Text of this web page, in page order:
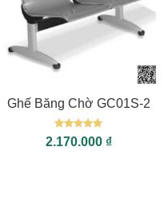
Ghế Băng Chờ GC01S-2
Được xếp
hạng55
2.170.000 ₫